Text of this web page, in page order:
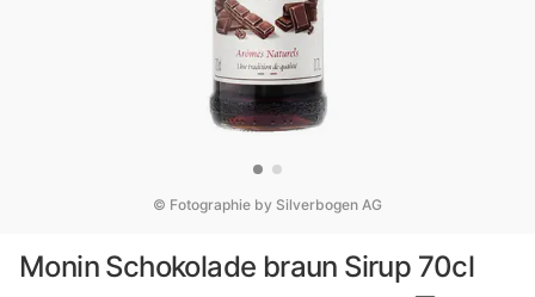
© Fotographie by Silverbogen AG
Monin Schokolade braun Sirup 70cl